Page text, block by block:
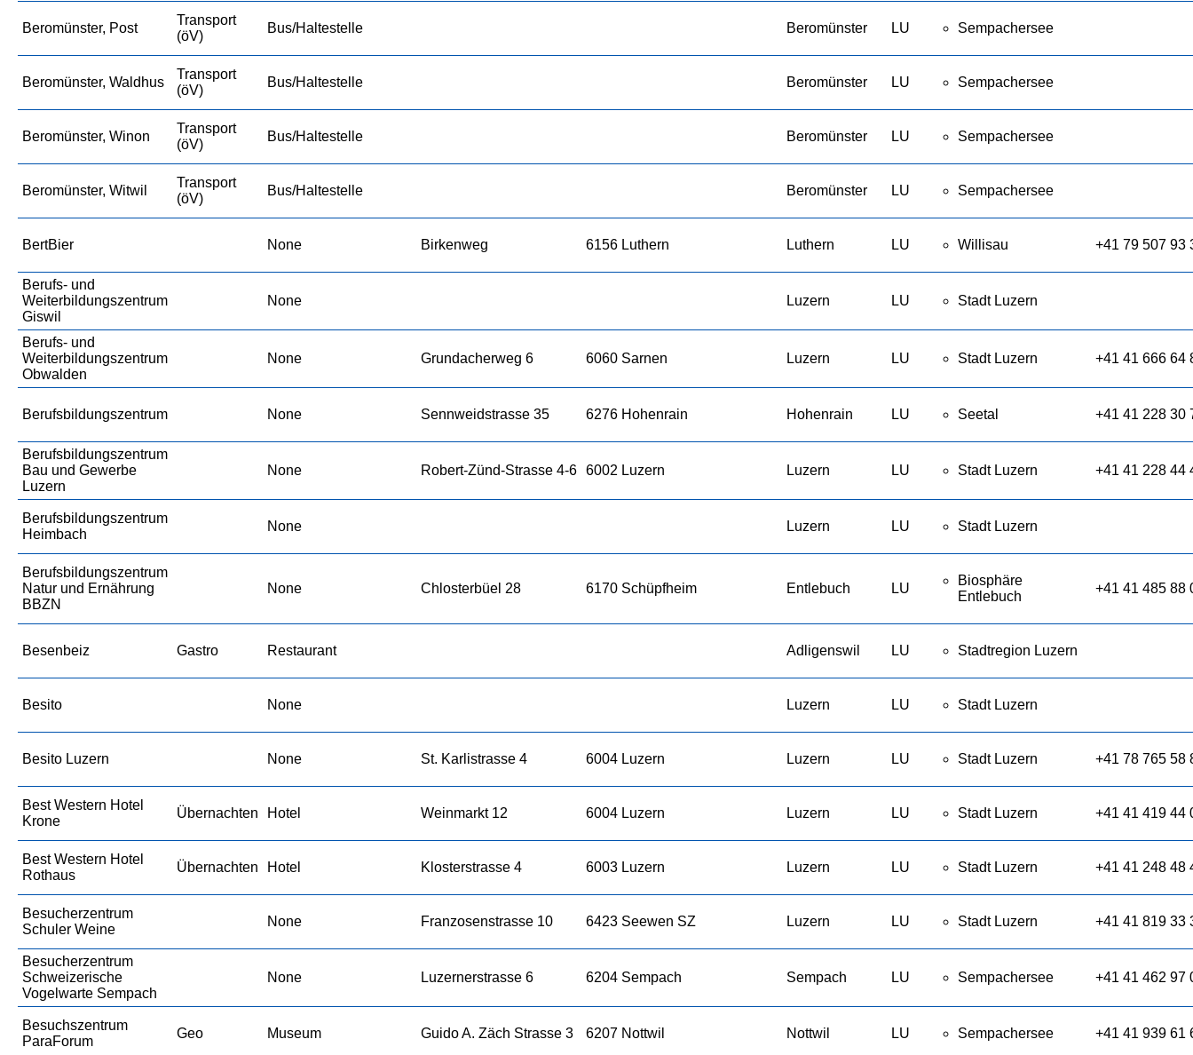
Beromünster, Post
Transport
(öV)
Bus/Haltestelle Beromünster LU Sempachersee
Beromünster, Waldhus
Transport
(öV)
Bus/Haltestelle Beromünster LU Sempachersee
Beromünster, Winon
Transport
(öV)
Bus/Haltestelle Beromünster LU Sempachersee
Beromünster, Witwil
Transport
(öV)
Bus/Haltestelle Beromünster LU Sempachersee
BertBier None Birkenweg 6156 Luthern Luthern LU Willisau +41 79 507 93
Berufs- und
Weiterbildungszentrum
Giswil
None Luzern LU Stadt Luzern
Berufs- und
Weiterbildungszentrum
Obwalden
None Grundacherweg 6 6060 Sarnen Luzern LU Stadt Luzern +41 41 666 64
Berufsbildungszentrum None Sennweidstrasse 35 6276 Hohenrain Hohenrain LU Seetal +41 41 228 30
Berufsbildungszentrum
Bau und Gewerbe
Luzern
None Robert-Zünd-Strasse 4-6 6002 Luzern Luzern LU Stadt Luzern +41 41 228 44
Berufsbildungszentrum
Heimbach
None Luzern LU Stadt Luzern
Berufsbildungszentrum
Natur und Ernährung
BBZN
None Chlosterbüel 28 6170 Schüpfheim Entlebuch LU
Biosphäre
Entlebuch
+41 41 485 88
Besenbeiz Gastro Restaurant Adligenswil LU Stadtregion Luzern
Besito None Luzern LU Stadt Luzern
Besito Luzern None St. Karlistrasse 4 6004 Luzern Luzern LU Stadt Luzern +41 78 765 58
Best Western Hotel
Krone
Übernachten Hotel Weinmarkt 12 6004 Luzern Luzern LU Stadt Luzern +41 41 419 44
Best Western Hotel
Rothaus
Übernachten Hotel Klosterstrasse 4 6003 Luzern Luzern LU Stadt Luzern +41 41 248 48
Besucherzentrum
Schuler Weine
None Franzosenstrasse 10 6423 Seewen SZ Luzern LU Stadt Luzern +41 41 819 33
Besucherzentrum
Schweizerische
Vogelwarte Sempach
None Luzernerstrasse 6 6204 Sempach Sempach LU Sempachersee +41 41 462 97
Besuchszentrum
ParaForum
Geo Museum Guido A. Zäch Strasse 3 6207 Nottwil Nottwil LU Sempachersee +41 41 939 61